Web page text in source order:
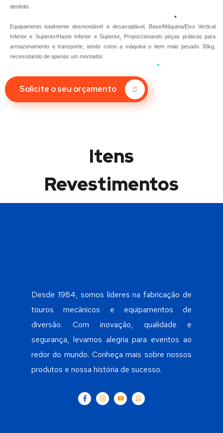
desfeito.
Equipamento totalmente desmontável e desacoplável, Base/Máquina/Eixo Vertical
Inferior e Superior/Haste Inferior e Superior. Proporcionando peças práticas para
armazenamento e transporte, tendo como a máquina o item mais pesado 30kg,
necessitando de apenas um montador.
Solicite o seu orçamento
Itens
Revestimentos
Desde 1984, somos líderes na fabricação de
touros mecânicos e equipamentos de
diversão. Com inovação, qualidade e
segurança, levamos alegria para eventos ao
redor do mundo. Conheça mais sobre nossos
produtos e nossa história de sucesso.